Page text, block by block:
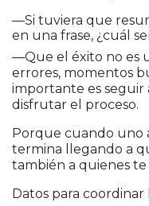
—Si tuviera que
en una frase, ¿cuál
—Que el éxito no es
errores, momentos
importante es seguir
disfrutar el proceso.
Porque cuando uno
termina llegando a
también a quienes te
Datos para coordinar